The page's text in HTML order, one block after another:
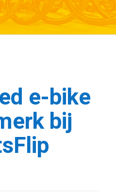
e-bike
bij